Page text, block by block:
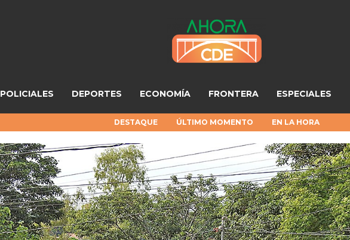
POLICIALES DEPORTES ECONOMÍA FRONTERA ESPECIALES
DESTAQUE ÚLTIMO MOMENTO EN LA HORA